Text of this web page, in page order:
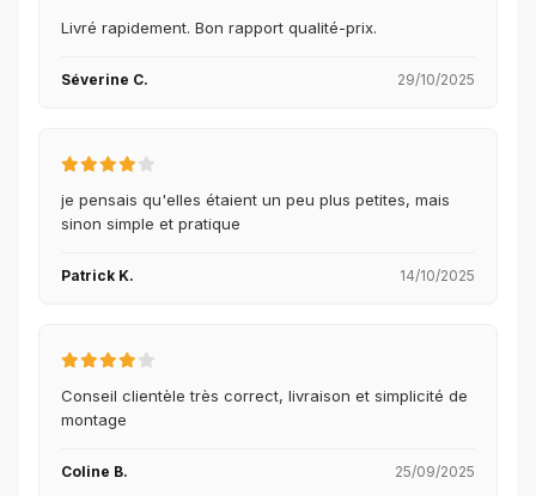
Livré rapidement. Bon rapport qualité-prix.
Séverine C. 29/10/2025
je pensais qu'elles étaient un peu plus petites, mais
sinon simple et pratique
Patrick K. 14/10/2025
Conseil clientèle très correct, livraison et simplicité de
montage
Coline B. 25/09/2025